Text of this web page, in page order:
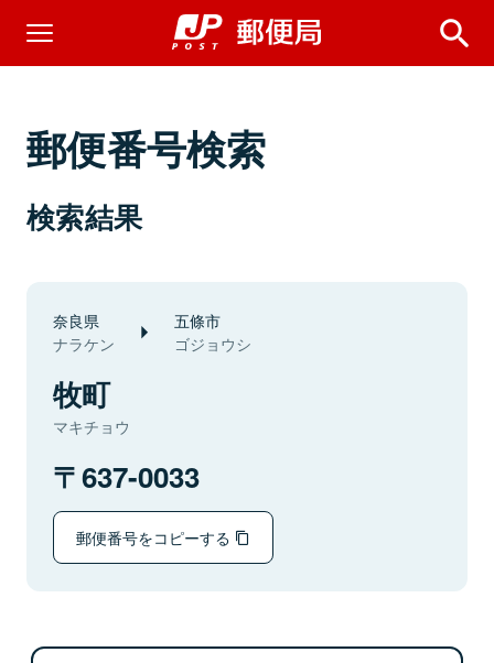
郵便番号検索
検索結果
奈良県
ナラケン
五條市
ゴジョウシ
牧町
マキチョウ
637-0033
郵便番号をコピーする